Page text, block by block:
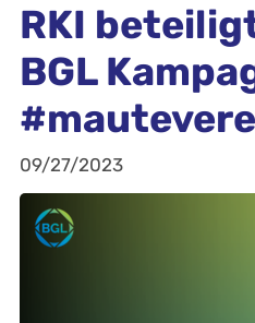
RKI
BGL
09/27/2023